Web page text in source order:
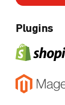
Plugins